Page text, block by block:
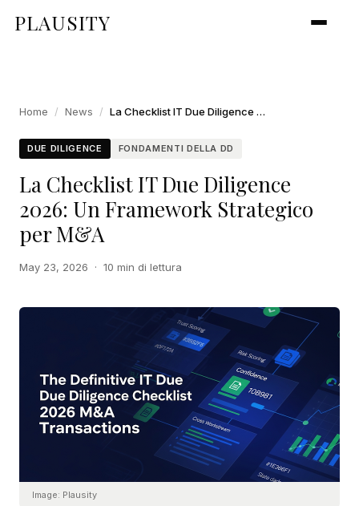
PLAUSITY
Home / News / La Checklist IT Due Diligence 2026: Un Framework Strategico per M&A
DUE DILIGENCE FONDAMENTI DELLA DD
La Checklist IT Due Diligence
2026: Un Framework Strategico
per M&A
May 23, 2026 · 10 min di lettura
Image: Plausity